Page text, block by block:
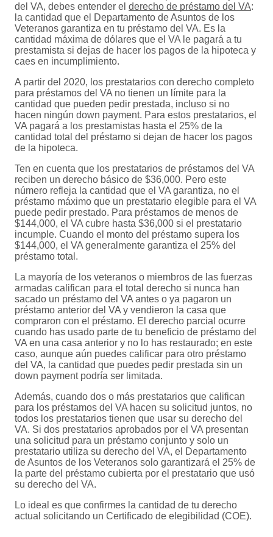
del VA, debes entender el derecho de préstamo del VA:
la cantidad que el Departamento de Asuntos de los
Veteranos garantiza en tu préstamo del VA. Es la
cantidad máxima de dólares que el VA le pagará a tu
prestamista si dejas de hacer los pagos de la hipoteca y
caes en incumplimiento.
A partir del 2020, los prestatarios con derecho completo
para préstamos del VA no tienen un límite para la
cantidad que pueden pedir prestada, incluso si no
hacen ningún down payment. Para estos prestatarios, el
VA pagará a los prestamistas hasta el 25% de la
cantidad total del préstamo si dejan de hacer los pagos
de la hipoteca.
Ten en cuenta que los prestatarios de préstamos del VA
reciben un derecho básico de $36,000. Pero este
número refleja la cantidad que el VA garantiza, no el
préstamo máximo que un prestatario elegible para el VA
puede pedir prestado. Para préstamos de menos de
$144,000, el VA cubre hasta $36,000 si el prestatario
incumple. Cuando el monto del préstamo supera los
$144,000, el VA generalmente garantiza el 25% del
préstamo total.
La mayoría de los veteranos o miembros de las fuerzas
armadas califican para el total derecho si nunca han
sacado un préstamo del VA antes o ya pagaron un
préstamo anterior del VA y vendieron la casa que
compraron con el préstamo. El derecho parcial ocurre
cuando has usado parte de tu beneficio de préstamo del
VA en una casa anterior y no lo has restaurado; en este
caso, aunque aún puedes calificar para otro préstamo
del VA, la cantidad que puedes pedir prestada sin un
down payment podría ser limitada.
Además, cuando dos o más prestatarios que califican
para los préstamos del VA hacen su solicitud juntos, no
todos los prestatarios tienen que usar su derecho del
VA. Si dos prestatarios aprobados por el VA presentan
una solicitud para un préstamo conjunto y solo un
prestatario utiliza su derecho del VA, el Departamento
de Asuntos de los Veteranos solo garantizará el 25% de
la parte del préstamo cubierta por el prestatario que usó
su derecho del VA.
Lo ideal es que confirmes la cantidad de tu derecho
actual solicitando un Certificado de elegibilidad (COE).